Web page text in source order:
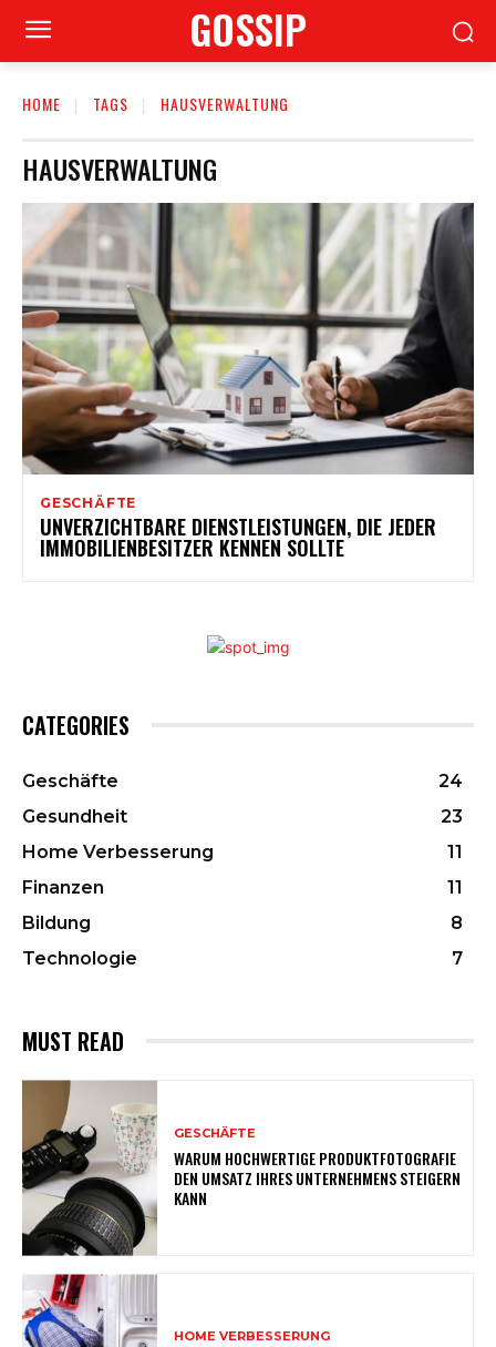
GOSSIP
HOME TAGS HAUSVERWALTUNG
HAUSVERWALTUNG
GESCHÄFTE
UNVERZICHTBARE DIENSTLEISTUNGEN, DIE JEDER
IMMOBILIENBESITZER KENNEN SOLLTE
CATEGORIES
Geschäfte
24
Gesundheit
23
Home Verbesserung
11
Finanzen
11
Bildung
8
Technologie
7
MUST READ
GESCHÄFTE
WARUM HOCHWERTIGE PRODUKTFOTOGRAFIE
DEN UMSATZ IHRES UNTERNEHMENS STEIGERN
KANN
HOME VERBESSERUNG